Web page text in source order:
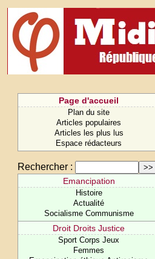
Page d'accueil
Plan du site
Articles populaires
Articles les plus lus
Espace rédacteurs
Rechercher :
Emancipation
Histoire
Actualité
Socialisme Communisme
Droit Droits Justice
Sport Corps Jeux
Femmes